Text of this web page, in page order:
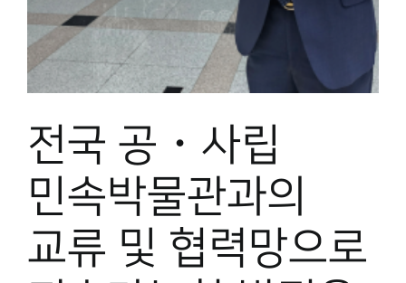
전국 공・사립
민속박물관과의
교류 및 협력망으로